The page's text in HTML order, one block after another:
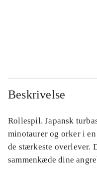
Beskrivelse
Rollespil. Japansk
minotaurer og orker i
de stærkeste overlever.
sammenkæde dine